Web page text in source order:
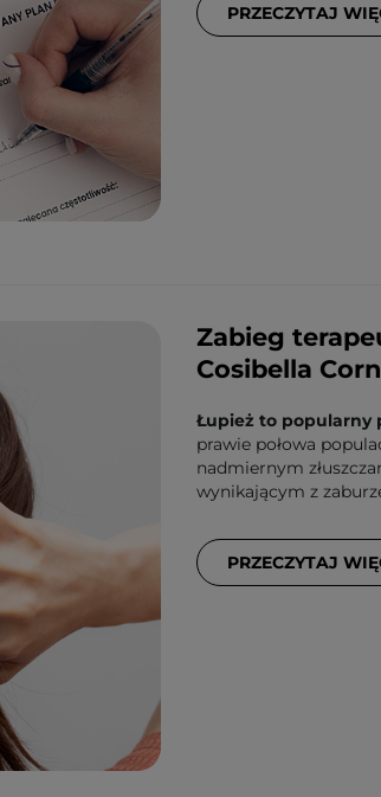
PRZECZYTAJ
Zabieg
Cosibella
Łupież to popularny
prawie połowa
nadmiernym
wynikającym z
PRZECZYTAJ